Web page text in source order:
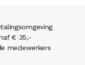
€ 35,-
medewerkers